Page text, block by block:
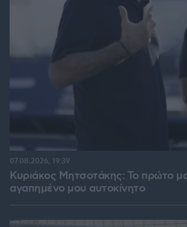
Κυριάκος Μητσοτάκης: Το πρώτο
αγαπημένο μου αυτοκίνητο
07.08.2026, 19:39